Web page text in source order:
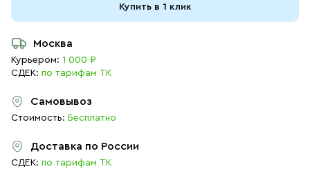
Купить в 1 клик
Москва
Курьером: 1 000 ₽
СДЕК: по тарифам ТК
Самовывоз
Стоимость: Бесплатно
Доставка по России
СДЕК: по тарифам ТК